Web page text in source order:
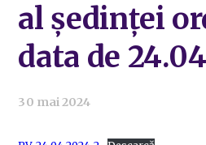
al ședinței
data de
30 mai 2024